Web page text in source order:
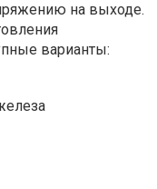
на выходе.
варианты: